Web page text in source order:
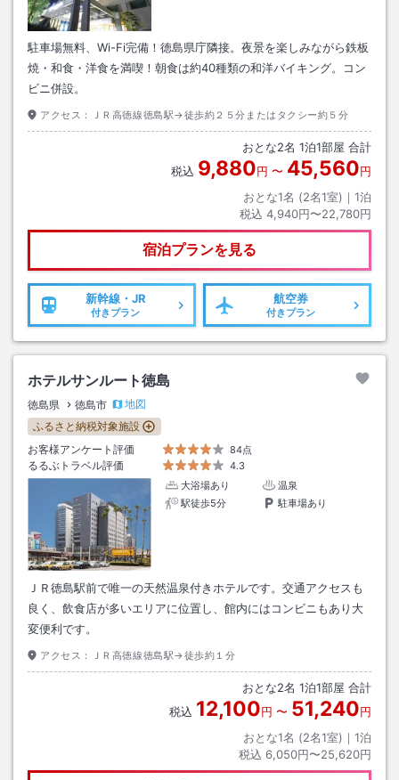
駐車場無料、Wi-Fi完備！徳島県庁隣接。夜景を楽しみながら鉄板
焼・和食・洋食を満喫！朝食は約40種類の和洋バイキング。コン
ビニ併設。
アクセス： ＪＲ高徳線徳島駅→徒歩約２５分またはタクシー約５分
おとな2名 1泊1部屋 合計
税込 9,880円 〜 45,560円
おとな1名 (2名1室)｜ 1泊
税込 4,940円〜22,780円
宿泊プランを見る
新幹線・JR
付きプラン
航空券
付きプラン
ホテルサンルート徳島
徳島県 徳島市
地図
ふるさと納税対象施設
お客様アンケート評価
84点
るるぶトラベル評価
4.3
大浴場あり
温泉
駅徒歩5分
駐車場あり
ＪＲ徳島駅前で唯一の天然温泉付きホテルです。交通アクセスも
良く、飲食店が多いエリアに位置し、館内にはコンビニもあり大
変便利です。
アクセス： ＪＲ高徳線徳島駅→徒歩約１分
おとな2名 1泊1部屋 合計
税込 12,100円 〜 51,240円
おとな1名 (2名1室)｜ 1泊
税込 6,050円〜25,620円